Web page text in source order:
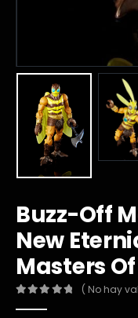
Buzz-Off
New
Masters
( No hay